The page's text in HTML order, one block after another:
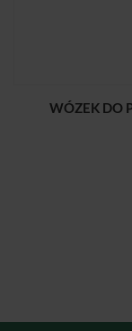
WÓZEK DO